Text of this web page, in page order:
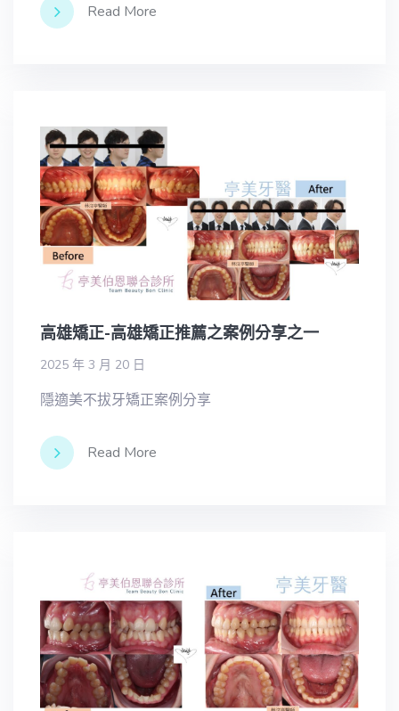
Read More
高雄矯正-高雄矯正推薦之案例分享之一
2025 年 3 月 20 日
隱適美不拔牙矯正案例分享
Read More